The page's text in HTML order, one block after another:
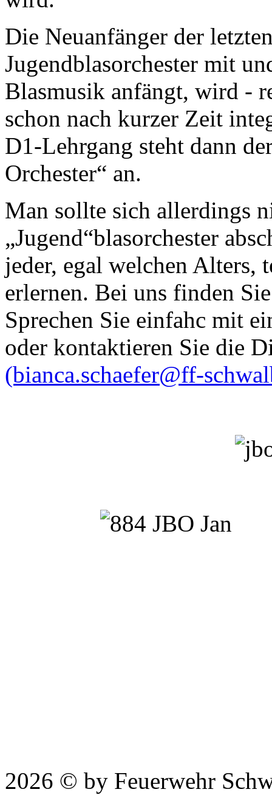
Die Neuanfänger der
Jugendblasorchester mit
Blasmusik anfängt, wird -
schon nach kurzer Zeit
D1-Lehrgang steht dann
Orchester“ an.
Man sollte sich allerdings
„Jugend“blasorchester
jeder, egal welchen Alters,
erlernen. Bei uns finden
Sprechen Sie einfahc mit
oder kontaktieren Sie die
(bianca.schaefer@ff-
2026 © by Feuerwehr